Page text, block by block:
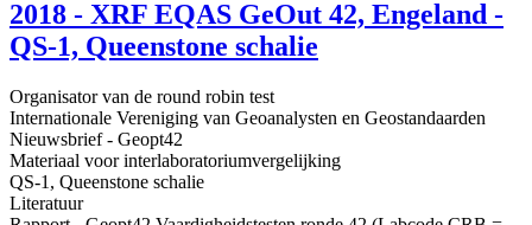
2018 - XRF EQAS GeOut 42, Engeland -
QS-1, Queenstone schalie
Organisator van de round robin test
Internationale Vereniging van Geoanalysten en Geostandaarden
Nieuwsbrief - Geopt42
Materiaal voor interlaboratoriumvergelijking
QS-1, Queenstone schalie
Literatuur